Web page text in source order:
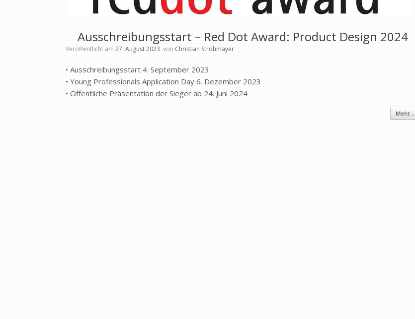
Ausschreibungsstart – Red Dot Award: Product Design 2024
Veröffentlicht am 27. August 2023 von Christian Strohmayer
• Ausschreibungsstart 4. September 2023
• Young Professionals Application Day 6. Dezember 2023
• Öffentliche Präsentation der Sieger ab 24. Juni 2024
Mehr...